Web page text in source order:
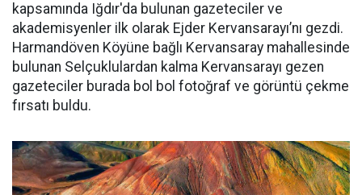
kapsamında Iğdır'da bulunan gazeteciler ve
akademisyenler ilk olarak Ejder Kervansarayı’nı gezdi.
Harmandöven Köyüne bağlı Kervansaray mahallesinde
bulunan Selçuklulardan kalma Kervansarayı gezen
gazeteciler burada bol bol fotoğraf ve görüntü çekme
fırsatı buldu.